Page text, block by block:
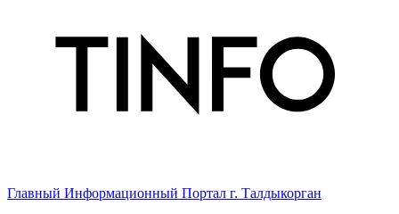
Главный Информационный Портал г. Талдыкорган